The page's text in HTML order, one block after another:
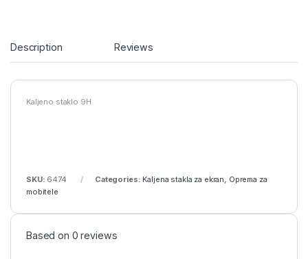
Description Reviews
Kaljeno staklo 9H
SKU: 6474 Categories: Kaljena stakla za ekran
Oprema za
mobitele
Based on 0 reviews